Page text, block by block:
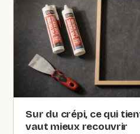
Sur du crépi, ce qui
vaut mieux recouvrir